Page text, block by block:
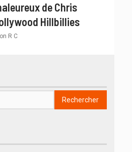
de Chris
Hillbillies
R C
Rechercher